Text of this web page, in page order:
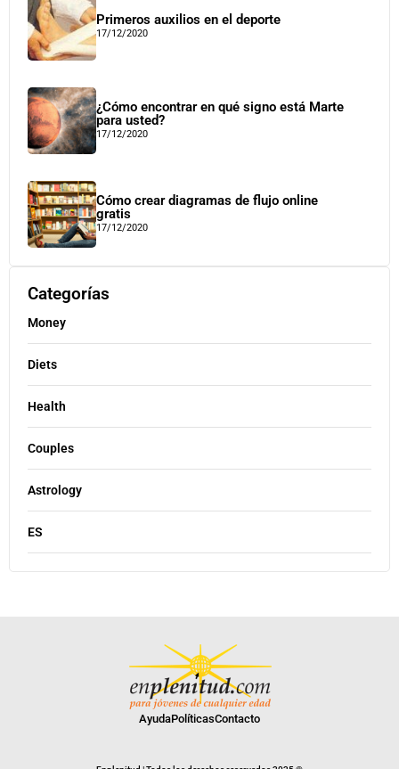
Primeros auxilios en el deporte
17/12/2020
¿Cómo encontrar en qué signo está Marte
para usted?
17/12/2020
Cómo crear diagramas de flujo online
gratis
17/12/2020
Categorías
Money
Diets
Health
Couples
Astrology
ES
AyudaPolíticasContacto